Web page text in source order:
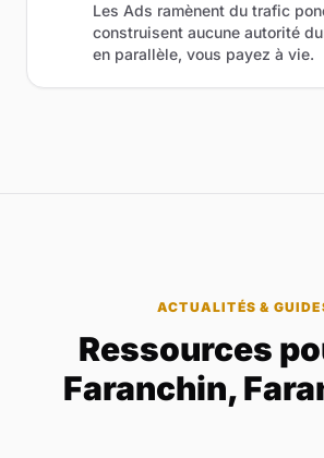
Les Ads ramènent du trafic
construisent aucune autorité
en parallèle, vous payez à vie.
ACTUALITÉS &
Ressources
Faranchin,